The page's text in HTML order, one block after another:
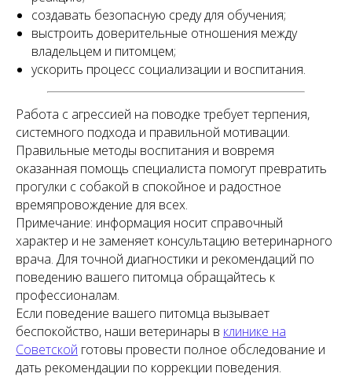
создавать безопасную среду для обучения;
выстроить доверительные отношения между
владельцем и питомцем;
ускорить процесс социализации и воспитания.
Работа с агрессией на поводке требует терпения,
системного подхода и правильной мотивации.
Правильные методы воспитания и вовремя
оказанная помощь специалиста помогут превратить
прогулки с собакой в спокойное и радостное
времяпровождение для всех.
Примечание: информация носит справочный
характер и не заменяет консультацию ветеринарного
врача. Для точной диагностики и рекомендаций по
поведению вашего питомца обращайтесь к
профессионалам.
Если поведение вашего питомца вызывает
беспокойство, наши ветеринары в клинике на
Советской готовы провести полное обследование и
дать рекомендации по коррекции поведения.